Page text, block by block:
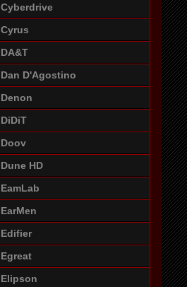
Cyberdrive
Cyrus
DA&T
Dan D'Agostino
Denon
DiDiT
Doov
Dune HD
EamLab
EarMen
Edifier
Egreat
Elipson